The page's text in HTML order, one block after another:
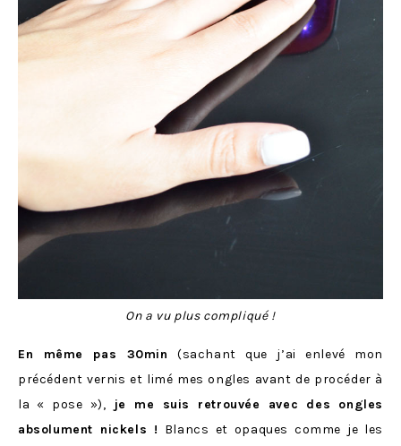
On a vu plus compliqué !
En même pas 30min (sachant que j’ai enlevé mon
précédent vernis et limé mes ongles avant de procéder à
la « pose »),
je me suis retrouvée avec des ongles
absolument nickels ! Blancs et opaques comme je les